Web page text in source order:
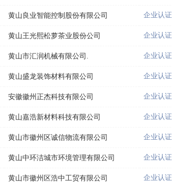
黄山良业智能控制股份有限公司 企业认证
黄山王光熙松萝茶业股份公司 企业认证
黄山市汇润机械有限公司. 企业认证
黄山盛龙装饰材料有限公司 企业认证
安徽徽州正杰科技有限公司 企业认证
黄山嘉浩新材料科技有限公司 企业认证
黄山市徽州区诚信物流有限公司 企业认证
黄山中环洁城市环境管理有限公司 企业认证
黄山市徽州区浩中工贸有限公司 企业认证